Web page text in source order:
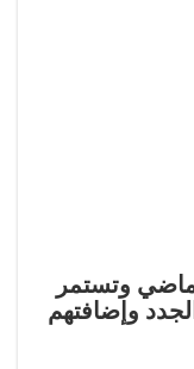
للقيد الصيفي في 2 يونيو الماضي وتستمر
الجدد وإضافتهم